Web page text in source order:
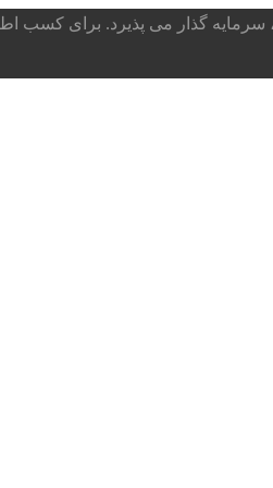
گذار می پذیرد. برای کسب اطلاعات